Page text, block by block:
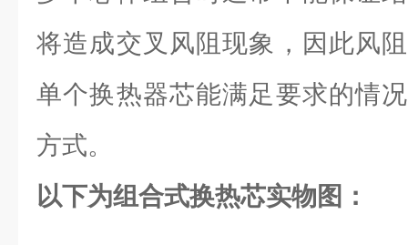
将造成交叉风阻现象，因此风
单个换热器芯能满足要求的情
方式。
以下为组合式换热芯实物图：